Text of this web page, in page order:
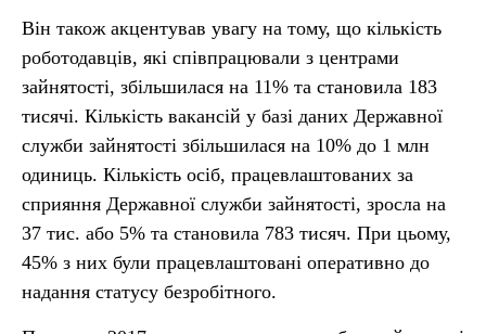
Він також акцентував увагу на тому, що кількість
роботодавців, які співпрацювали з центрами
зайнятості, збільшилася на 11% та становила 183
тисячі. Кількість вакансій у базі даних Державної
служби зайнятості збільшилася на 10% до 1 млн
одиниць. Кількість осіб, працевлаштованих за
сприяння Державної служби зайнятості, зросла на
37 тис. або 5% та становила 783 тисяч. При цьому,
45% з них були працевлаштовані оперативно до
надання статусу безробітного.